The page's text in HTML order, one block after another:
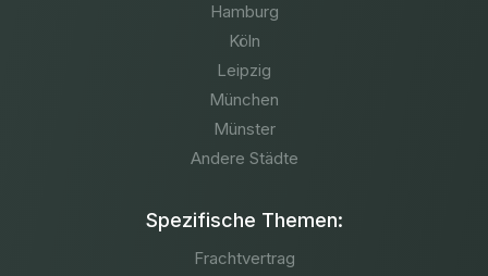
Hamburg
Köln
Leipzig
München
Münster
Andere Städte
Spezifische Themen:
Frachtvertrag